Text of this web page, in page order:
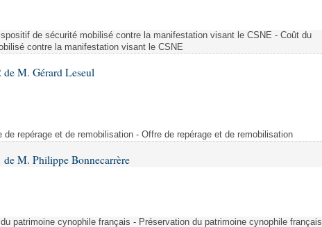
de sécurité mobilisé contre la manifestation visant le CSNE - Coût du
contre la manifestation visant le CSNE
de M. Gérard Leseul
repérage et de remobilisation - Offre de repérage et de remobilisation
de M. Philippe Bonnecarrère
patrimoine cynophile français - Préservation du patrimoine cynophile français